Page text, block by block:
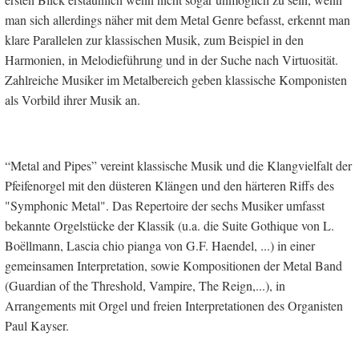
man sich allerdings näher mit dem Metal Genre befasst, erkennt man
klare Parallelen zur klassischen Musik, zum Beispiel in den
Harmonien, in Melodieführung und in der Suche nach Virtuosität.
Zahlreiche Musiker im Metalbereich geben klassische Komponisten
als Vorbild ihrer Musik an.
“Metal and Pipes” vereint klassische Musik und die Klangvielfalt der
Pfeifenorgel mit den düsteren Klängen und den härteren Riffs des
"Symphonic Metal". Das Repertoire der sechs Musiker umfasst
bekannte Orgelstücke der Klassik (u.a. die Suite Gothique von L.
Boëllmann, Lascia chio pianga von G.F. Haendel, ...) in einer
gemeinsamen Interpretation, sowie Kompositionen der Metal Band
(Guardian of the Threshold, Vampire, The Reign,...), in
Arrangements mit Orgel und freien Interpretationen des Organisten
Paul Kayser.